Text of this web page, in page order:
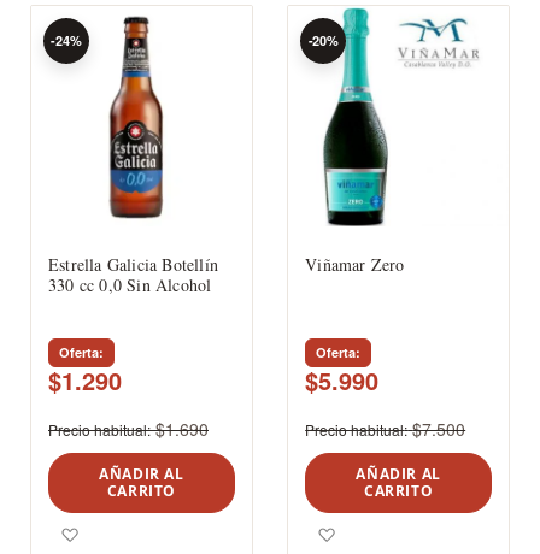
Estrella Galicia Botellín
330 cc 0,0 Sin Alcohol
Oferta
$1.290
-24%
Precio habitual $1.690
AÑADIR AL
CARRITO
Viñamar Zero
Oferta
$5.990
-20%
Precio habitual $7.500
AÑADIR AL
CARRITO